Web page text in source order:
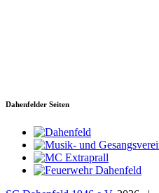
Dahenfelder Seiten